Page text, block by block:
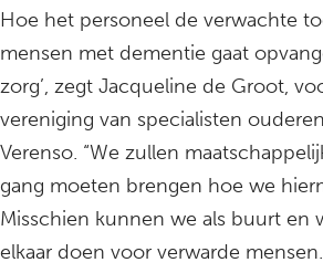
Hoe het personeel de verwachte
mensen met dementie gaat
zorg’, zegt Jacqueline de Groot,
vereniging van specialisten
Verenso. “We zullen
gang moeten brengen hoe we
Misschien kunnen we als buurt en
elkaar doen voor verwarde